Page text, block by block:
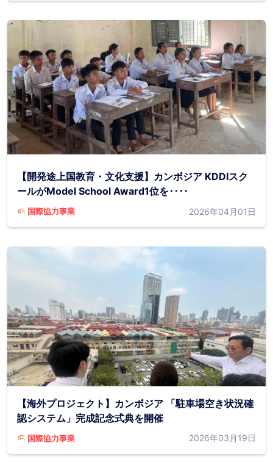
【開発途上国教育・文化支援】カンボジア KDDIスク
ールがModel School Award1位を････
国際協力事業 2026年04月01日
【海外プロジェクト】カンボジア 「駐車場空き状況確
認システム」完成記念式典を開催
国際協力事業 2026年03月19日